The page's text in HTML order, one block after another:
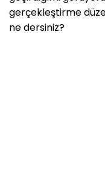
gerçekleştirme
ne dersiniz?